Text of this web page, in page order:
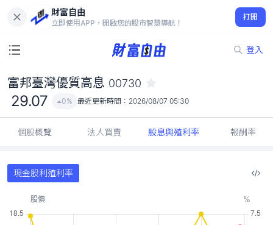
財富自由
立即使用APP，開啟您的股市智慧導航！
打開
登入
29.07
0%
富邦臺灣優質高息 00730
29.07 0% 最近更新時間： 2026/08/07 05:30
個股概覽 法人買賣 股息與殖利率 報酬率
現金股利殖利率